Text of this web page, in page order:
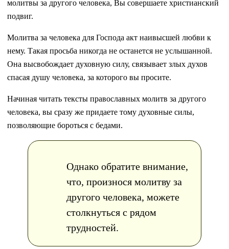
молитвы за другого человека, Вы совершаете христианский
подвиг.
Молитва за человека для Господа акт наивысшей любви к
нему. Такая просьба никогда не останется не услышанной.
Она высвобождает духовную силу, связывает злых духов
спасая душу человека, за которого вы просите.
Начиная читать тексты православных молитв за другого
человека, вы сразу же придаете тому духовные силы,
позволяющие бороться с бедами.
Однако обратите внимание,
что, произнося молитву за
другого человека, можете
столкнуться с рядом
трудностей.